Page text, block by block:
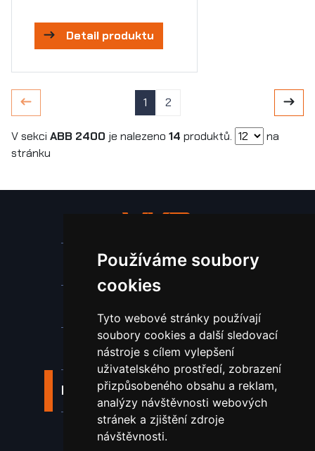
Používáme soubory
cookies
Tyto webové stránky používají
soubory cookies a další sledovací
nástroje s cílem vylepšení
uživatelského prostředí, zobrazení
přizpůsobeného obsahu a reklam,
analýzy návštěvnosti webových
stránek a zjištění zdroje
návštěvnosti.
Detail produktu
1 2
V sekci ABB 2400 je nalezeno 14 produktů.
na
stránku
Stroje a zařízení
Spotřební materiál a nástroje
Náhradní díly pro vodní paprsek
Laserové svařování